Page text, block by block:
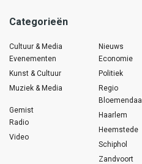
Categorieën
Cultuur & Media
Evenementen
Kunst & Cultuur
Muziek & Media
Gemist
Radio
Video
Nieuws
Economie
Politiek
Regio
Bloemendaal
Haarlem
Heemstede
Schiphol
Zandvoort